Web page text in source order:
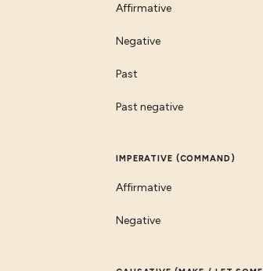
Affirmative
Negative
Past
Past negative
IMPERATIVE (COMMAND)
Affirmative
Negative